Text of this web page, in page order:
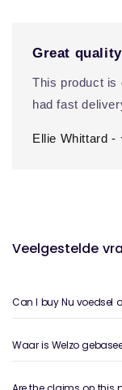
Great
This product is
had fast
Ellie
Veelgestelde
Can I buy Nu voedsel
Waar is Welzo